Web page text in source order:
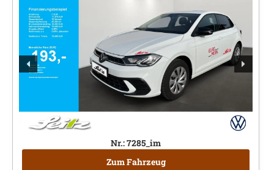
Nr.: 7285_im
Zum Fahrzeug